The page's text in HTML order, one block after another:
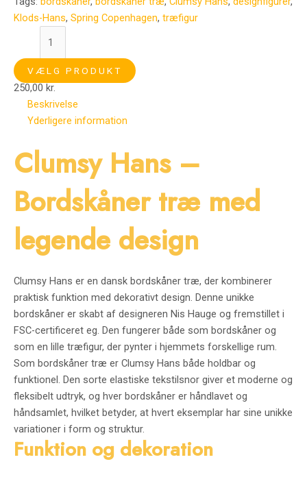
Klods-Hans, Spring Copenhagen, træfigur
VÆLG PRODUKT
250,00 kr.
Beskrivelse
Yderligere information
Clumsy Hans –
Bordskåner træ med
legende design
Clumsy Hans er en dansk bordskåner træ, der kombinerer
praktisk funktion med dekorativt design. Denne unikke
bordskåner er skabt af designeren Nis Hauge og fremstillet i
FSC-certificeret eg. Den fungerer både som bordskåner og
som en lille træfigur, der pynter i hjemmets forskellige rum.
Som bordskåner træ er Clumsy Hans både holdbar og
funktionel. Den sorte elastiske tekstilsnor giver et moderne og
fleksibelt udtryk, og hver bordskåner er håndlavet og
håndsamlet, hvilket betyder, at hvert eksemplar har sine unikke
variationer i form og struktur.
Funktion og dekoration